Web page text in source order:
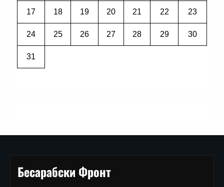
17 18 19 20 21 22 23
24 25 26 27 28 29 30
31
Бесарабски Фронт